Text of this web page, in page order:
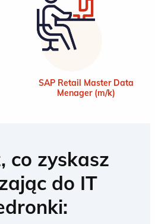
SAP Retail Master Data
Menager (m/k)
co zyskasz
do IT